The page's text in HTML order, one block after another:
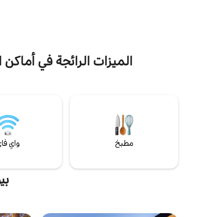
الميزات الرائجة في
مطبخ واي